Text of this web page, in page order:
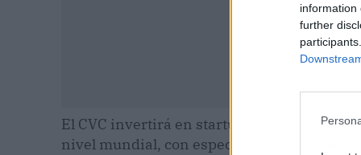
information
further
El CVC invertirá en startups capaces de
nivel mundial, con especial foco en